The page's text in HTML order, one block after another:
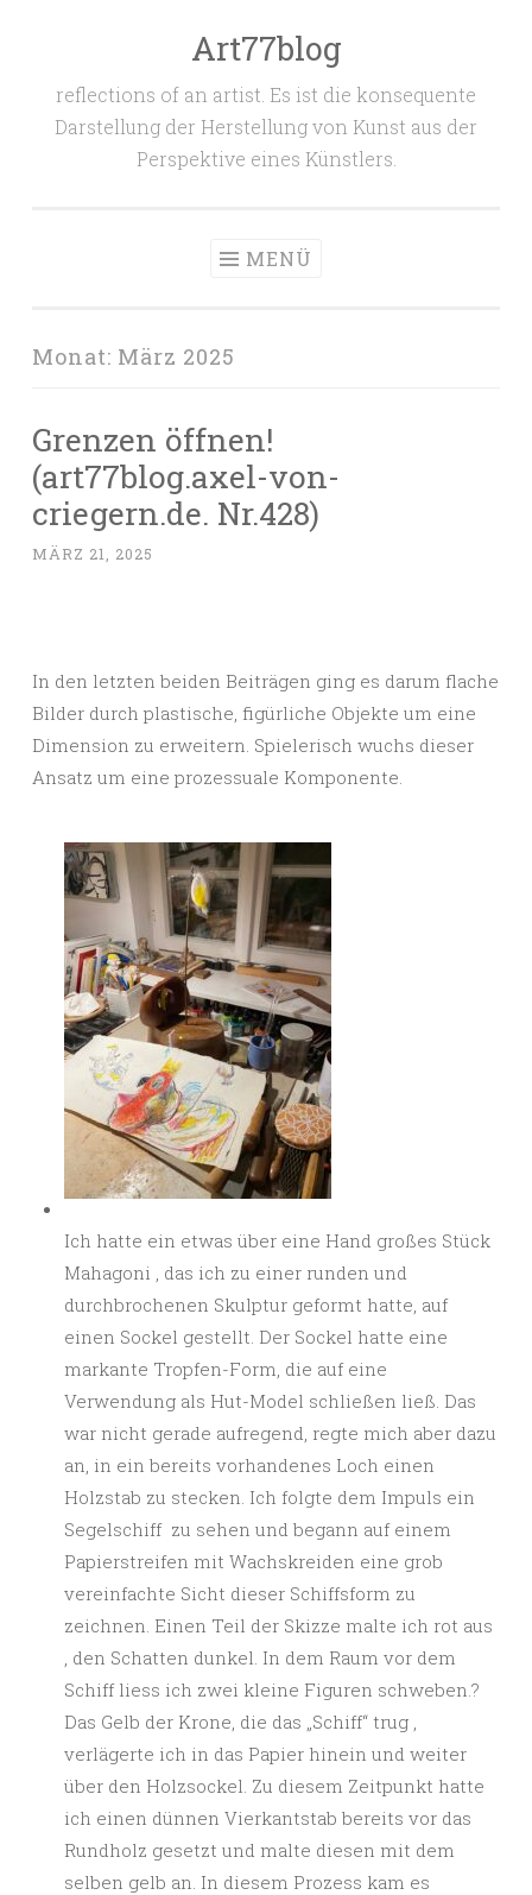
Art77blog
reflections of an artist. Es ist die konsequente
Darstellung der Herstellung von Kunst aus der
Perspektive eines Künstlers.
MENÜ
Monat: März 2025
Grenzen öffnen!
(art77blog.axel-von-
criegern.de. Nr.428)
MÄRZ 21, 2025
In den letzten beiden Beiträgen ging es darum flache
Bilder durch plastische, figürliche Objekte um eine
Dimension zu erweitern. Spielerisch wuchs dieser
Ansatz um eine prozessuale Komponente.
Ich hatte ein etwas über eine Hand großes Stück
Mahagoni , das ich zu einer runden und
durchbrochenen Skulptur geformt hatte, auf
einen Sockel gestellt. Der Sockel hatte eine
markante Tropfen-Form, die auf eine
Verwendung als Hut-Model schließen ließ. Das
war nicht gerade aufregend, regte mich aber dazu
an, in ein bereits vorhandenes Loch einen
Holzstab zu stecken. Ich folgte dem Impuls ein
Segelschiff zu sehen und begann auf einem
Papierstreifen mit Wachskreiden eine grob
vereinfachte Sicht dieser Schiffsform zu
zeichnen. Einen Teil der Skizze malte ich rot aus
, den Schatten dunkel. In dem Raum vor dem
Schiff liess ich zwei kleine Figuren schweben.?
Das Gelb der Krone, die das „Schiff“ trug ,
verlägerte ich in das Papier hinein und weiter
über den Holzsockel. Zu diesem Zeitpunkt hatte
ich einen dünnen Vierkantstab bereits vor das
Rundholz gesetzt und malte diesen mit dem
selben gelb an. In diesem Prozess kam es